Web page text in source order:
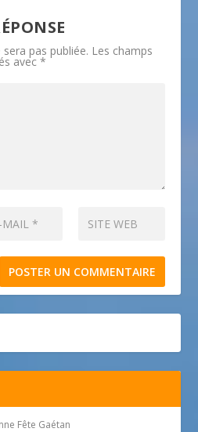
pas publiée. Les champs
avec*
Fête Gaétan